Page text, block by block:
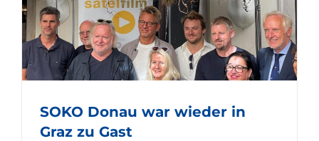
SOKO Donau war wieder in
Graz zu Gast